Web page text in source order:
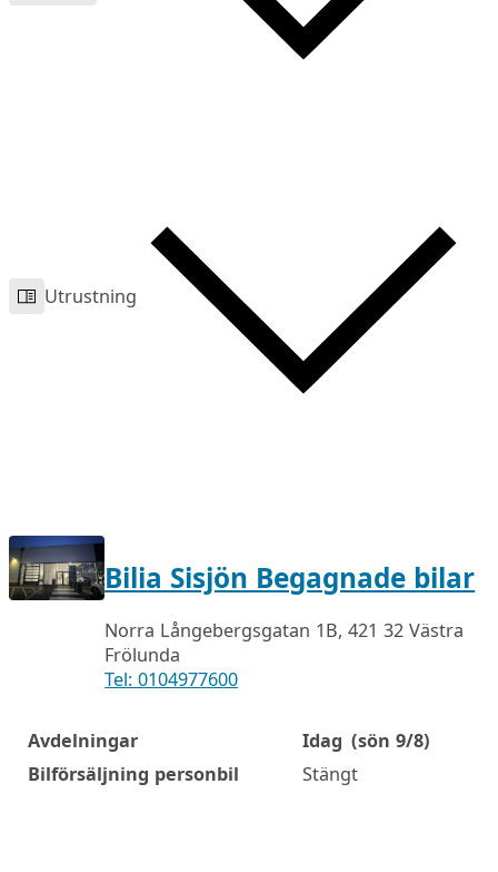
Utrustning
Bilia Sisjön Begagnade bilar
Norra Långebergsgatan 1B, 421 32 Västra
Frölunda
Tel: 0104977600
Öppettider
Avdelningar Idag (sön 9/8)
Bilförsäljning personbil
Stängt